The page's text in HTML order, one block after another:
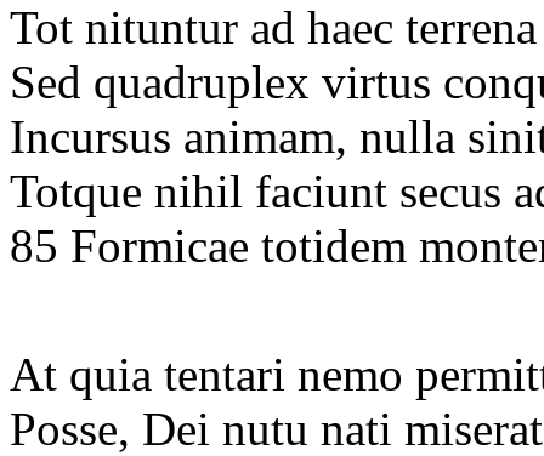
Tot nituntur ad haec
Sed quadruplex virtus
Incursus animam, nulla
Totque nihil faciunt secus
85 Formicae totidem
At quia tentari nemo
Posse, Dei nutu nati